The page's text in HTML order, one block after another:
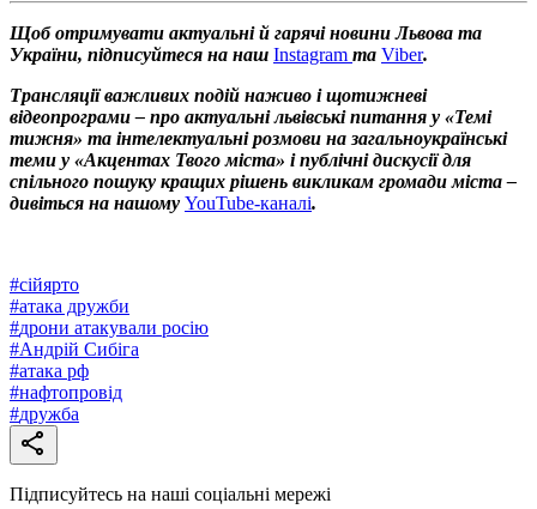
Щоб отримувати актуальні й гарячі новини Львова та
України, підписуйтеся на наш Instagram та Viber.
Трансляції важливих подій наживо і щотижневі
відеопрограми – про актуальні львівські питання у «Темі
тижня» та інтелектуальні розмови на загальноукраїнські
теми у «Акцентах Твого міста» і публічні дискусії для
спільного пошуку кращих рішень викликам громади міста –
дивіться на нашому YouTube-каналі.
#сійярто
#атака дружби
#дрони атакували росію
#Андрій Сибіга
#атака рф
#нафтопровід
#дружба
Підписуйтесь на наші соціальні мережі